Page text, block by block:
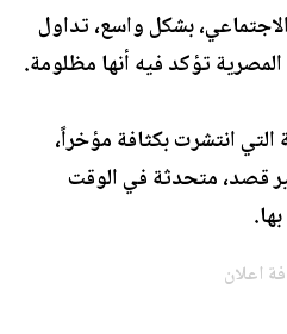
بشكل واسع، تداول
تؤكد فيه أنها مظلومة.
انتشرت بكثافة مؤخراً،
قصد، متحدثة في الوقت
اعلان